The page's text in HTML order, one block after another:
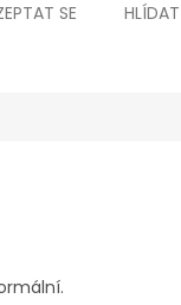
SE HLÍDAT